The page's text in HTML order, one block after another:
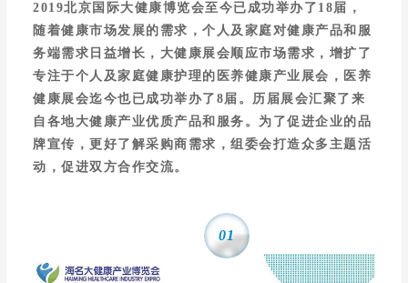
2019北京国际大健康博览会至今已成功举办了18届，
随着健康市场发展的需求，个人及家庭对健康产品和服
务端需求日益增长，大健康展会顺应市场需求，增扩了
专注于个人及家庭健康护理的医养健康产业展会，医养
健康展会迄今也已成功举办了8届。 历届展会汇聚了来
自各地大健康产业优质产品和服务。 为了促进企业的品
牌宣传，更好了解采购商需求，组委会打造众多主题活
动，促进双方合作交流。
01